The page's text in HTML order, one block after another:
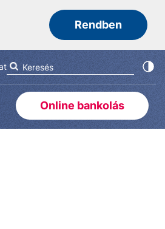
Rendben
Online bankolás